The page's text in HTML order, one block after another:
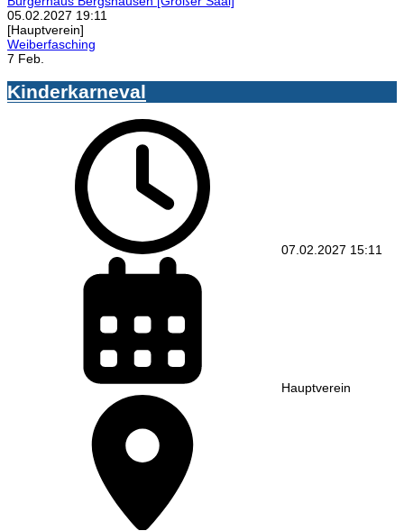
05.02.2027 19:11
[Hauptverein]
Weiberfasching
7 Feb.
Kinderkarneval
07.02.2027 15:11
Hauptverein